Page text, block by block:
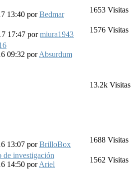
13:40 porBedmar
1653 Visitas
17:47 pormiura1943
1576 Visitas
09:32 porAbsurdum
13.2k Visitas
13:07 porBrilloBox
1688 Visitas
de investigación
14:50 porAriel
1562 Visitas